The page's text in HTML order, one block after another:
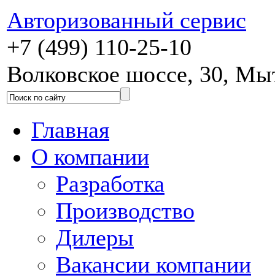
Авторизованный сервис
+7 (499) 110-25-10
Волковское шоссе, 30,
Главная
О компании
Разработка
Производство
Дилеры
Вакансии компании